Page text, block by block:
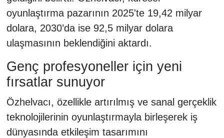
oyunlaştırma pazarının 2025'te 19,42 milyar
dolara, 2030’da ise 92,5 milyar dolara
ulaşmasının beklendiğini aktardı.
Genç profesyoneller için yeni
fırsatlar sunuyor
Özhelvacı, özellikle artırılmış ve sanal gerçeklik
teknolojilerinin oyunlaştırmayla birleşerek iş
dünyasında etkileşim tasarımını